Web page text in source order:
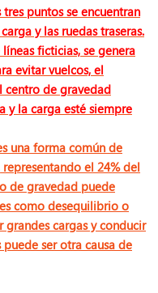
puntos se encuentran
y las ruedas traseras.
ficticias, se genera
evitar vuelcos, el
centro de gravedad
y la carga esté siempre
una forma común de
el 24% del
de gravedad puede
como desequilibrio o
grandes cargas y conducir
ser otra causa de